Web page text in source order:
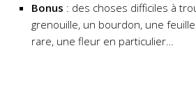
Bonus : des choses difficiles à
grenouille, un bourdon, une
rare, une fleur en particulier…